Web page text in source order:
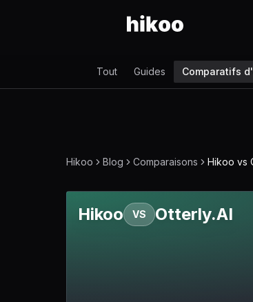
Tout Guides Comparatifs
Hikoo Blog Comparaisons Hikoo vs
Hikoo VS Otterly.AI